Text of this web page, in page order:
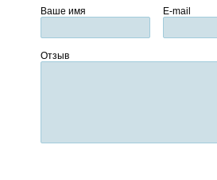
Ваше имя E-mail
Отзыв